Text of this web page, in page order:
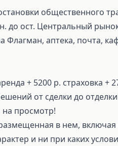
общественного
до ост. Центральный
Флагман, аптека, почта,
+ 5200 р. страховка +
от сделки до
просмотр!
в нем,
и ни при каких